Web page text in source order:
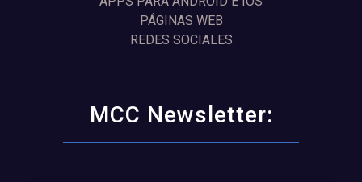
PÁGINAS WEB
REDES SOCIALES
MCC Newsletter: